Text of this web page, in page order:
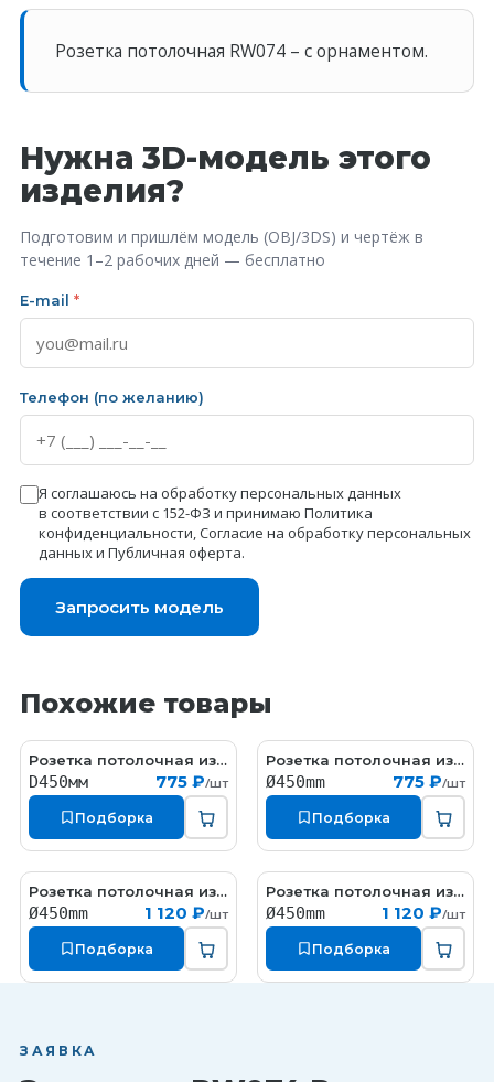
Розетка потолочная RW074 – c орнаментом.
Нужна 3D-модель этого
изделия?
Подготовим и пришлём модель (OBJ/3DS) и чертёж в
течение 1–2 рабочих дней — бесплатно
E-mail *
Телефон (по желанию)
Я соглашаюсь на обработку персональных данных
в соответствии с 152-ФЗ и принимаю Политика
конфиденциальности,Согласие на обработку персональных
данныхи Публичная оферта.
Запросить модель
Похожие товары
RW069Розетка потолочная из гипса гипсовая с орнаментом
D450мм 775 ₽/шт
Подборка
RW005Розетка потолочная из гипса гипсовая с орнаментом
Ø450mm 775 ₽/шт
Подборка
P062Розетка потолочная из гипса
Ø450mm 1 120 ₽/шт
Подборка
P062-1Розетка потолочная из гипса
Ø450mm 1 120 ₽/шт
Подборка
ЗАЯВКА